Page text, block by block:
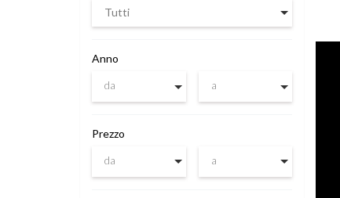
Tutti
Anno
da
a
Prezzo
da
a